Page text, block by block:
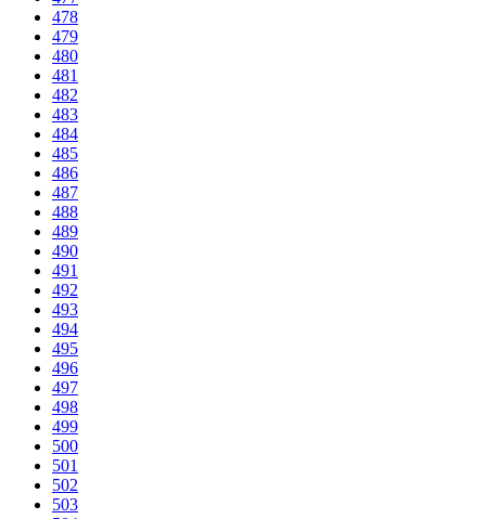
478
479
480
481
482
483
484
485
486
487
488
489
490
491
492
493
494
495
496
497
498
499
500
501
502
503